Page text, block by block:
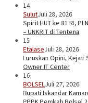
14
SulutJuli 28, 2026
Spirit HUT ke 81 RI,
– UNKRIT di Tentena
15
EtalaseJuli 28, 2026
Luruskan Opini, Kejati
Owner IT Center
16
BOLSELJuli 27, 2026
Bupati Iskandar